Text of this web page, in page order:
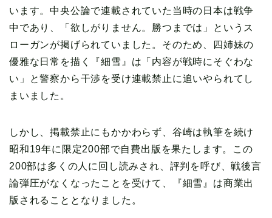
います。中央公論で連載されていた当時の日本は戦争
中であり、「欲しがりません。勝つまでは」というス
ローガンが掲げられていました。そのため、四姉妹の
優雅な日常を描く『細雪』は「内容が戦時にそぐわな
い」と警察から干渉を受け連載禁止に追いやられてし
まいました。
しかし、掲載禁止にもかかわらず、谷崎は執筆を続け
昭和19年に限定200部で自費出版を果たします。この
200部は多くの人に回し読みされ、評判を呼び、戦後言
論弾圧がなくなったことを受けて、『細雪』は商業出
版されることとなりました。